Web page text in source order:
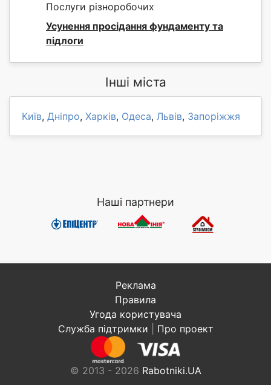
Послуги різноробочих
Усунення просідання фундаменту та
підлоги
Інші міста
Київ, Дніпро, Харків, Одеса, Львів, Запоріжжя
Наші партнери
Реклама
Правила
Угода користувача
Служба підтримки
Про проект
© 2013 - 2026 Rabotniki.UA